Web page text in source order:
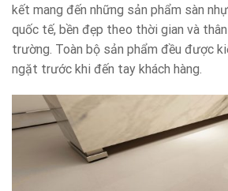
kết mang đến những sản phẩm sàn
quốc tế, bền đẹp theo thời gian và
trường. Toàn bộ sản phẩm đều được
ngặt trước khi đến tay khách hàng.